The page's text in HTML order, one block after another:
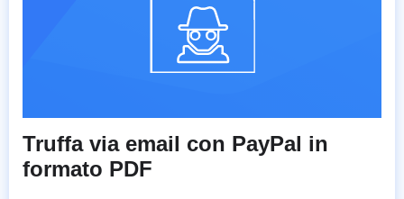
Truffa via email con PayPal in
formato PDF